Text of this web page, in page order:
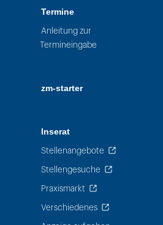
Termine
Anleitung zur
Termineingabe
zm-starter
Inserat
Stellenangebote
Stellengesuche
Praxismarkt
Verschiedenes